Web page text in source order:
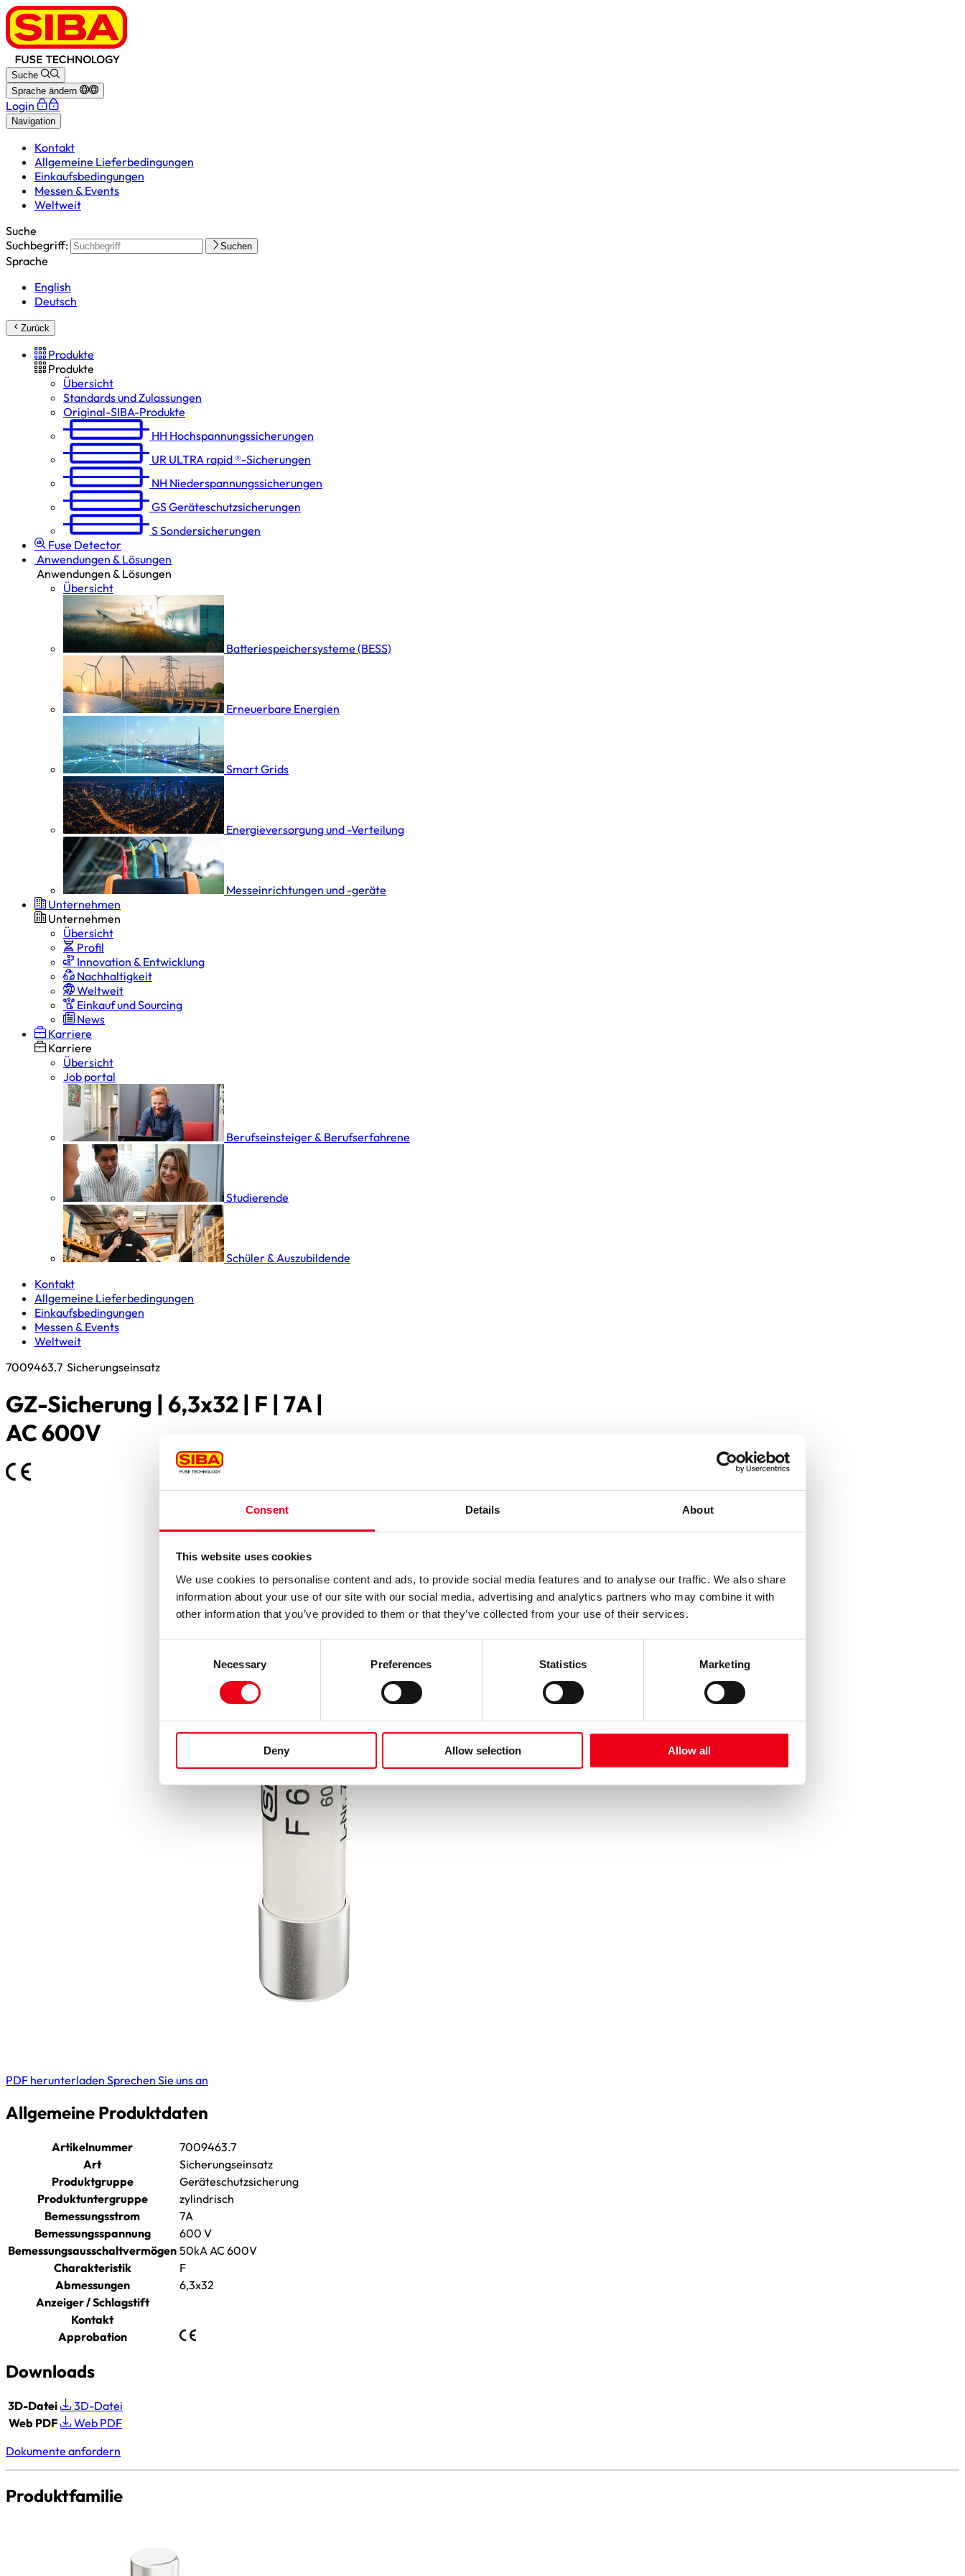
Consent Details About
This website uses cookies
We use cookies to personalise content and ads, to provide social media features and to analyse our traffic. We also share
information about your use of our site with our social media, advertising and analytics partners who may combine it with
other information that you’ve provided to them or that they’ve collected from your use of their services.
Necessary Preferences Statistics Marketing
Deny Allow selection Allow all
Suche
Sprache ändern
Login
Navigation
Kontakt
Allgemeine Lieferbedingungen
Einkaufsbedingungen
Messen & Events
Weltweit
Suche
Suchbegriff:
Suchen
Sprache
English
Deutsch
Zurück
Produkte
Produkte
Übersicht
Standards und Zulassungen
Original-SIBA-Produkte
HH Hochspannungs­sicherungen
UR ULTRA rapid ®-Sicherungen
NH Niederspannungs­sicherungen
GSGeräteschutz­sicherungen
SSondersicherungen
Fuse Detector
Anwendungen & Lösungen
Anwendungen & Lösungen
Übersicht
Batterie­speicher­systeme (BESS)
Erneuerbare Energien
Smart Grids
Energieversorgung und -Verteilung
Messeinrichtungen und -geräte
Unternehmen
Unternehmen
Übersicht
Profil
Innovation & Entwicklung
Nachhaltigkeit
Weltweit
Einkauf und Sourcing
News
Karriere
Karriere
Übersicht
Job portal
Berufseinsteiger & Berufserfahrene
Studierende
Schüler & Auszubildende
Kontakt
Allgemeine Lieferbedingungen
Einkaufsbedingungen
Messen & Events
Weltweit
7009463.7 Sicherungseinsatz
GZ-Sicherung | 6,3x32 | F | 7A |
AC 600V
PDF herunterladen Sprechen Sie uns an
Allgemeine Produktdaten
Artikelnummer
7009463.7
Art
Sicherungseinsatz
Produktgruppe
Geräteschutzsicherung
Produktuntergruppe
zylindrisch
Bemessungsstrom
7A
Bemessungsspannung
600 V
Bemessungsausschaltvermögen 50kA AC 600V
Charakteristik
F
Abmessungen
6,3x32
Anzeiger / Schlagstift
Kontakt
Approbation
Downloads
3D-Datei
3D-Datei
Web PDF
Web PDF
Dokumente anfordern
Produktfamilie